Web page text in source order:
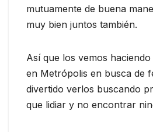
mutuamente de buena
muy bien juntos también.
Así que los vemos
en Metrópolis en busca de
divertido verlos buscando
que lidiar y no encontrar